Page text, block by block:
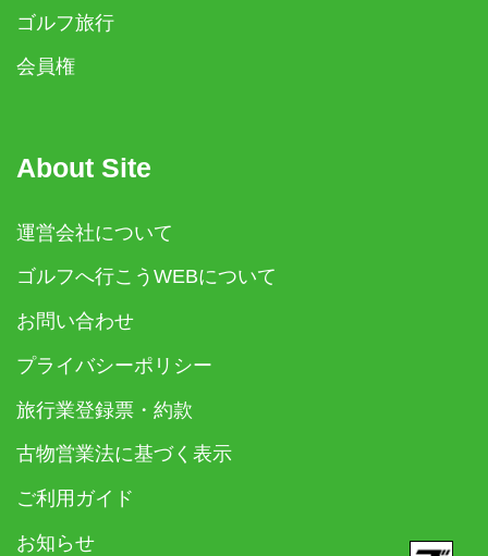
ゴルフ旅行
会員権
About Site
運営会社について
ゴルフへ行こうWEBについて
お問い合わせ
プライバシーポリシー
旅行業登録票・約款
古物営業法に基づく表示
ご利用ガイド
お知らせ